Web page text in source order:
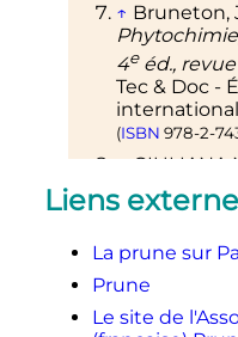
↑ Bruneton,
4e éd.,
Tec & Doc -
(ISBN 978-2-
↑GIULIANA
PORTER,
CISNEROS-
Estrogen-
and food
Liens
La prune sur
Prune
Le site de